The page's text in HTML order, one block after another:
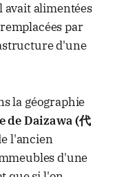
avait alimentées
par
d'une
la géographie
de Daizawa (代
l'ancien
d'une